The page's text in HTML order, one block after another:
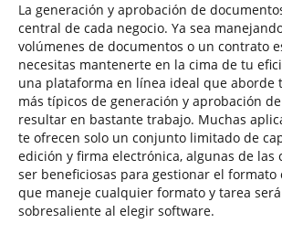
La generación y aprobación de
central de cada negocio. Ya sea
volúmenes de documentos o un contrato
necesitas mantenerte en la cima de tu
una plataforma en línea ideal que aborde
más típicos de generación y aprobación
resultar en bastante trabajo. Muchas
te ofrecen solo un conjunto limitado de
edición y firma electrónica, algunas de las
ser beneficiosas para gestionar el formato
que maneje cualquier formato y tarea
sobresaliente al elegir software.